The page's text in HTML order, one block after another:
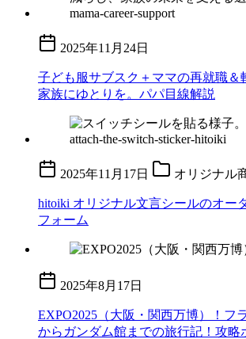
2025年11月24日
子ども服サブスク＋ママの再就職＆
家族にゆとりを。パパ目線解説
2025年11月17日 オリジナル
hitoiki オリジナル文言シールのオー
フォーム
2025年8月17日
EXPO2025（大阪・関西万博）！フ
からガンダム館までの旅行記！攻略